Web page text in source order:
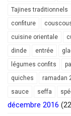
Tajines traditionnels
confiture
cuisine orientale
dinde
entrée
légumes confits
quiches
ramadan
sauce
seffa
décembre 2016